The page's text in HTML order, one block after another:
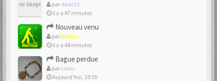
par dado31
il y a 47 minutes
Nouveau venu
parBaillius
il y a 48 minutes
Bague perdue
par carus
Aujourd’hui, 19:55